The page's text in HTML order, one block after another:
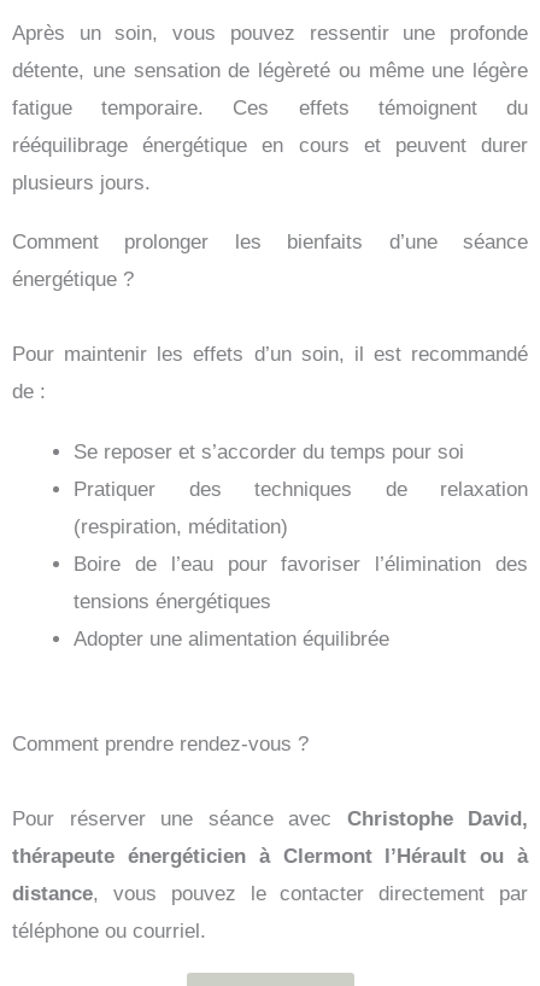
Après un soin, vous pouvez ressentir une profonde
détente, une sensation de légèreté ou même une légère
fatigue temporaire. Ces effets témoignent du
rééquilibrage énergétique en cours et peuvent durer
plusieurs jours.
Comment prolonger les bienfaits d’une séance
énergétique ?
Pour maintenir les effets d’un soin, il est recommandé
de :
Se reposer et s’accorder du temps pour soi
Pratiquer des techniques de relaxation
(respiration, méditation)
Boire de l’eau pour favoriser l’élimination des
tensions énergétiques
Adopter une alimentation équilibrée
Comment prendre rendez-vous ?
Pour réserver une séance avec Christophe David,
thérapeute énergéticien à Clermont l’Hérault ou à
distance, vous pouvez le contacter directement par
téléphone ou courriel.